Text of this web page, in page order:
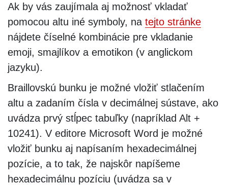
Ak by vás zaujímala aj možnosť vkladať
pomocou altu iné symboly, na tejto stránke
nájdete číselné kombinácie pre vkladanie
emoji, smajlíkov a emotikon (v anglickom
jazyku).
Braillovskú bunku je možné vložiť stlačením
altu a zadaním čísla v decimálnej sústave, ako
uvádza prvý stĺpec tabuľky (napríklad Alt +
10241). V editore Microsoft Word je možné
vložiť bunku aj napísaním hexadecimálnej
pozície, a to tak, že najskôr napíšeme
hexadecimálnu pozíciu (uvádza sa v